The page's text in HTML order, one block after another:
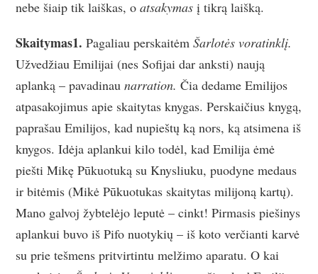
nebe šiaip tik laiškas, oatsakymas į tikrą laišką.
Skaitymas1.Pagaliau perskaitėmŠarlotės voratinklį.
Užvedžiau Emilijai (nes Sofijai dar anksti) naują
aplanką – pavadinaunarration.Čia dedame Emilijos
atpasakojimus apie skaitytas knygas. Perskaičius knygą,
paprašau Emilijos, kad nupieštų ką nors, ką atsimena iš
knygos. Idėja aplankui kilo todėl, kad Emilija ėmė
piešti Mikę Pūkuotuką su Knysliuku, puodyne medaus
ir bitėmis (Mikė Pūkuotukas skaitytas milijoną kartų).
Mano galvoj žybtelėjo leputė – cinkt! Pirmasis piešinys
aplankui buvo iš Pifo nuotykių – iš koto verčianti karvė
su prie tešmens pritvirtintu melžimo aparatu. O kai